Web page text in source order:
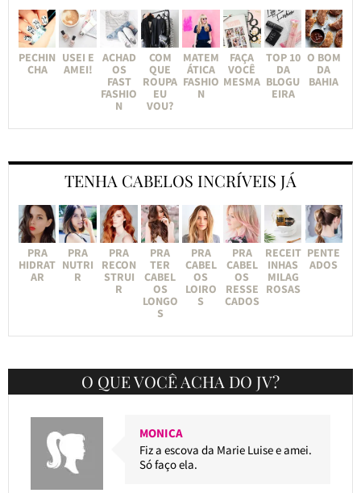
PECHIN
CHA
USEI E
AMEI!
ACHAD
OS
FAST
FASHIO
N
COM
QUE
ROUPA
EU
VOU?
MATEM
ÁTICA
FASHIO
N
FAÇA
VOCÊ
MESMA
TOP 10
DA
BLOGU
EIRA
O BOM
DA
BAHIA
TENHA CABELOS INCRÍVEIS JÁ
PRA
HIDRAT
AR
PRA
NUTRI
R
PRA
RECON
STRUI
R
PRA
TER
CABEL
OS
LONGO
S
PRA
CABEL
OS
LOIRO
S
PRA
CABEL
OS
RESSE
CADOS
RECEIT
INHAS
MILAG
ROSAS
PENTE
ADOS
O QUE VOCÊ ACHA DO JV?
MONICA
Fiz a escova da Marie Luise e amei.
Só faço ela.